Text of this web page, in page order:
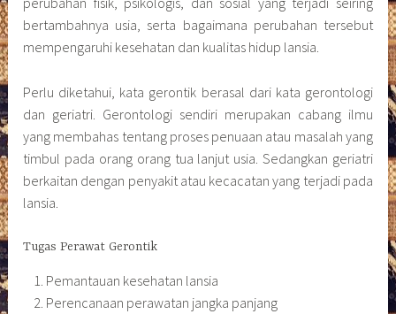
bertambahnya usia, serta bagaimana perubahan tersebut
mempengaruhi kesehatan dan kualitas hidup lansia.
Perlu diketahui, kata gerontik berasal dari kata gerontologi
dan geriatri. Gerontologi sendiri merupakan cabang ilmu
yang membahas tentang proses penuaan atau masalah yang
timbul pada orang orang tua lanjut usia. Sedangkan geriatri
berkaitan dengan penyakit atau kecacatan yang terjadi pada
lansia.
Tugas Perawat Gerontik
Pemantauan kesehatan lansia
Perencanaan perawatan jangka panjang